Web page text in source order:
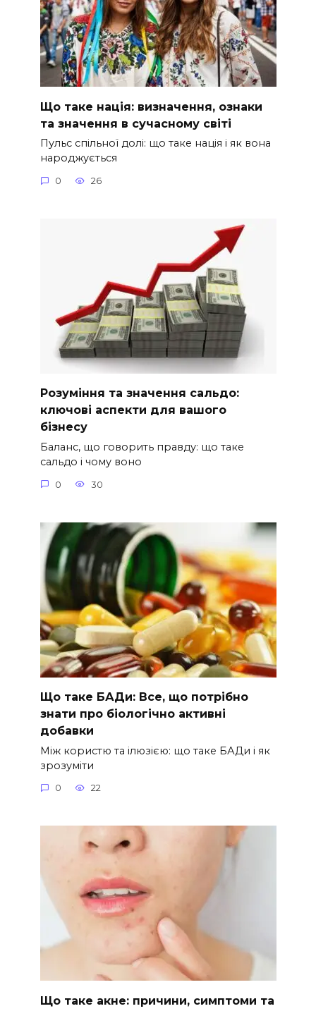
Що таке нація: визначення, ознаки
та значення в сучасному світі
Пульс спільної долі: що таке нація і як вона
народжується
0 26
Розуміння та значення сальдо:
ключові аспекти для вашого
бізнесу
Баланс, що говорить правду: що таке
сальдо і чому воно
0 30
Що таке БАДи: Все, що потрібно
знати про біологічно активні
добавки
Між користю та ілюзією: що таке БАДи і як
зрозуміти
0 22
Що таке акне: причини, симптоми та